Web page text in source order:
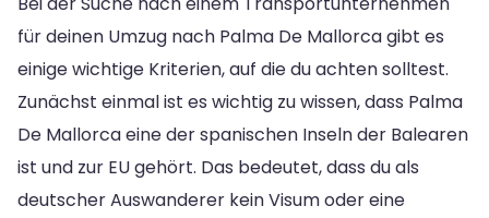
für deinen Umzug nach Palma De Mallorca gibt es
einige wichtige Kriterien, auf die du achten solltest.
Zunächst einmal ist es wichtig zu wissen, dass Palma
De Mallorca eine der spanischen Inseln der Balearen
ist und zur EU gehört. Das bedeutet, dass du als
deutscher Auswanderer kein Visum oder eine